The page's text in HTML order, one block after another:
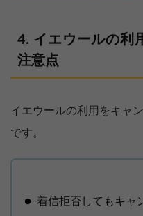
イエウールの利
注意点
イエウールの利用をキャ
です。
着信拒否してもキャ